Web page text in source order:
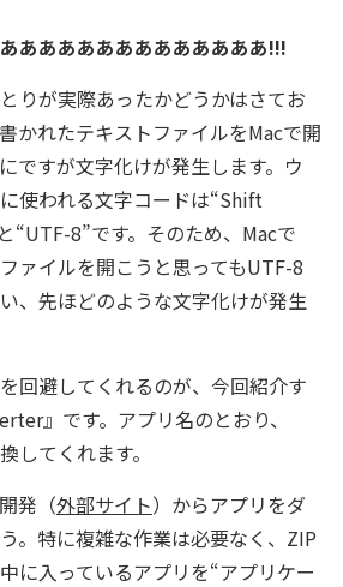
あああああああああああああ!!!
が実際あったかどうかはさてお
かれたテキストファイルをMacで開
ですが文字化けが発生します。ウ
使われる文字コードは“Shift
“UTF-8”です。そのため、Macで
ァイルを開こうと思ってもUTF-8
、先ほどのような文字化けが発生
回避してくれるのが、今回紹介す
』です。アプリ名のとおり、
してくれます。
発（外部サイト）からアプリをダ
。特に複雑な作業は必要なく、ZIP
に入っているアプリを“アプリケー